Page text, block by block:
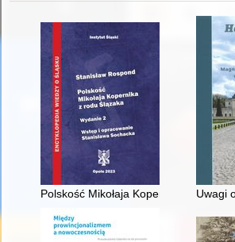
Polskość Mikołaja Kopernika z rodu
Uwagi